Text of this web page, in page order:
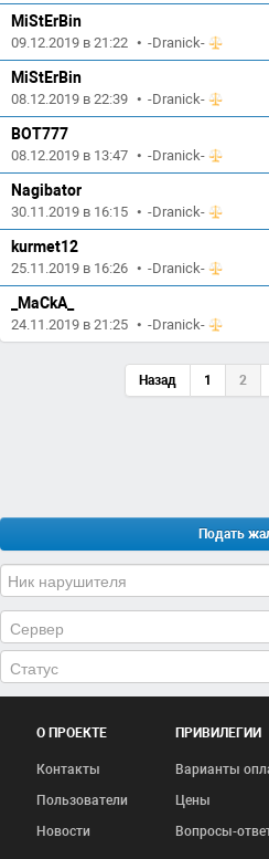
MiStErBin
09.12.2019 в 21:22 • -Dranick-
MiStErBin
08.12.2019 в 22:39 • -Dranick-
BOT777
08.12.2019 в 13:47 • -Dranick-
Nagibator
30.11.2019 в 16:15 • -Dranick-
kurmet12
25.11.2019 в 16:26 • -Dranick-
_MaCkA_
24.11.2019 в 21:25 • -Dranick-
Назад 1 2
Подать
О ПРОЕКТЕ
Контакты
Пользователи
Новости
ПРИВИЛЕГИИ
Варианты
Цены
Вопросы-